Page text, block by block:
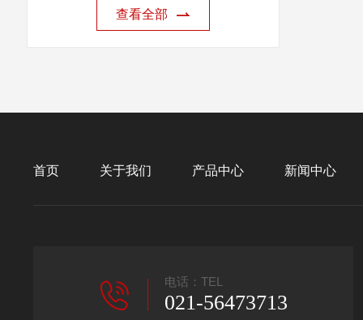
查看全部
首页 关于我们 产品中心 新闻中心
电话：TEL
021-56473713